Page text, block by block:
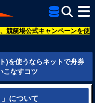
競艇場公式キャンペーンを使
)を使うならネットで舟券
こなすコツ
について